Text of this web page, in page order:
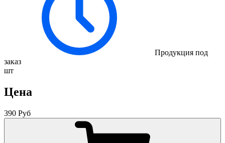
Продукция под
заказ
шт
Цена
390 Руб